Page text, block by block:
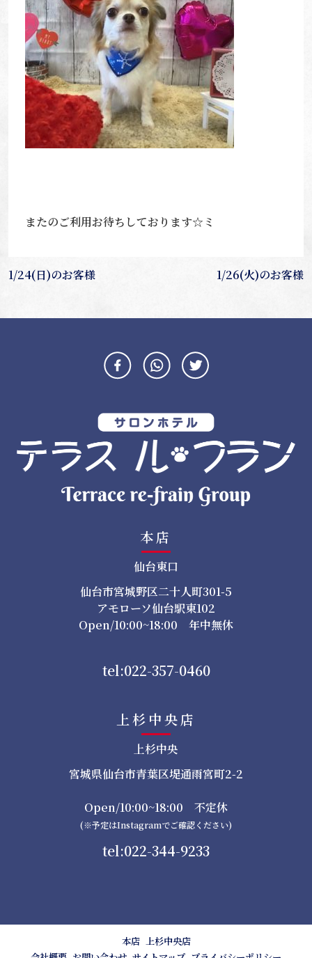
またのご利用お待ちしております☆ミ
投
ビ
1/24(日)のお客様 1/26(火)のお客様
本店
仙台東口
仙台市宮城野区二十人町301-5
アモローソ仙台駅東102
Open/10:00~18:00 年中無休
tel:022-357-0460
上杉中央店
上杉中央
宮城県仙台市青葉区堤通雨宮町2-2
Open/10:00~18:00 不定休
(※予定はInstagramでご確認ください)
tel:022-344-9233
本店 上杉中央店